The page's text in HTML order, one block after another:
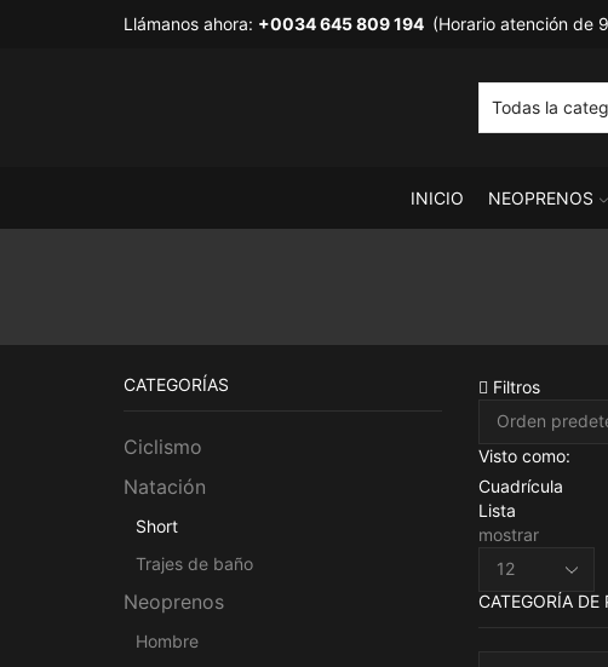
Llámanos ahora: +0034 645 809 194 (Horario atención de
INICIO NEOPRENOS
Filtros
Visto como:
Cuadrícula
Lista
mostrar
Productos
por
pagina
CATEGORÍA DE
CATEGORÍAS
Ciclismo
Natación
Short
Trajes de baño
Neoprenos
Hombre